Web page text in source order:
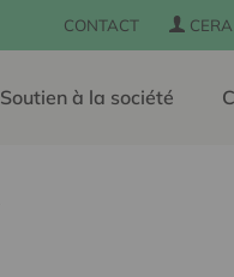
CONTACT
Soutien à la société